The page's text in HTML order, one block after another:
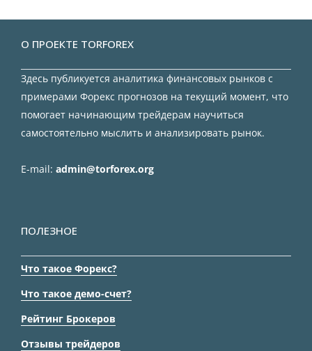
О ПРОЕКТЕ TORFOREX
Здесь публикуется аналитика финансовых рынков с
примерами Форекс прогнозов на текущий момент, что
помогает начинающим трейдерам научиться
самостоятельно мыслить и анализировать рынок.
E-mail: admin@torforex.org
ПОЛЕЗНОЕ
Что такое Форекс?
Что такое демо-счет?
Рейтинг Брокеров
Отзывы трейдеров